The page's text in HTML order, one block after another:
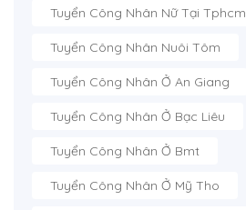
Tuyển Công Nhân Nữ Tại Tphcm
Tuyển Công Nhân Nuôi Tôm
Tuyển Công Nhân Ở An Giang
Tuyển Công Nhân Ở Bạc Liêu
Tuyển Công Nhân Ở Bmt
Tuyển Công Nhân Ở Mỹ Tho